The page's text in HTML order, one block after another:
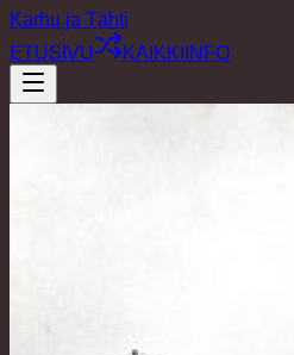
Karhu ja Tähti
ETUSIVU
KAIKKI INFO